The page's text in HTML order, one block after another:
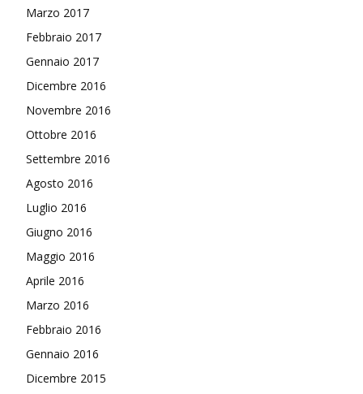
Marzo 2017
Febbraio 2017
Gennaio 2017
Dicembre 2016
Novembre 2016
Ottobre 2016
Settembre 2016
Agosto 2016
Luglio 2016
Giugno 2016
Maggio 2016
Aprile 2016
Marzo 2016
Febbraio 2016
Gennaio 2016
Dicembre 2015